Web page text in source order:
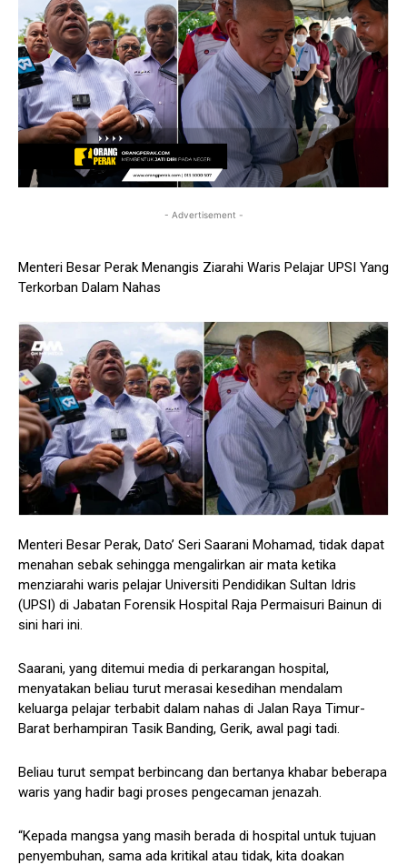
- Advertisement -
Menteri Besar Perak Menangis Ziarahi Waris Pelajar UPSI Yang
Terkorban Dalam Nahas
Menteri Besar Perak, Dato’ Seri Saarani Mohamad, tidak dapat
menahan sebak sehingga mengalirkan air mata ketika
menziarahi waris pelajar Universiti Pendidikan Sultan Idris
(UPSI) di Jabatan Forensik Hospital Raja Permaisuri Bainun di
sini hari ini.
Saarani, yang ditemui media di perkarangan hospital,
menyatakan beliau turut merasai kesedihan mendalam
keluarga pelajar terbabit dalam nahas di Jalan Raya Timur-
Barat berhampiran Tasik Banding, Gerik, awal pagi tadi.
Beliau turut sempat berbincang dan bertanya khabar beberapa
waris yang hadir bagi proses pengecaman jenazah.
“Kepada mangsa yang masih berada di hospital untuk tujuan
penyembuhan, sama ada kritikal atau tidak, kita doakan